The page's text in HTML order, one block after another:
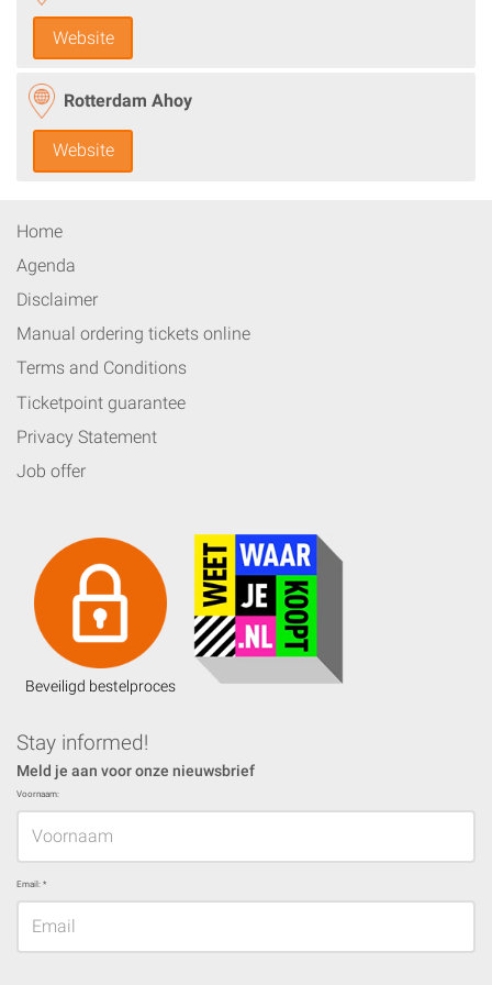
Website
Rotterdam Ahoy
Website
Home
Agenda
Disclaimer
Manual ordering tickets online
Terms and Conditions
Ticketpoint guarantee
Privacy Statement
Job offer
Beveiligd bestelproces
Stay informed!
Meld je aan voor onze nieuwsbrief
Voornaam:
Email: *